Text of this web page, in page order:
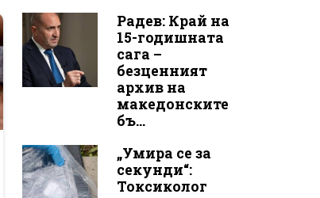
Радев: Край на
15-годишната
сага –
безценният
архив на
македонските
бъ...
„Умира се за
секунди“:
Токсиколог